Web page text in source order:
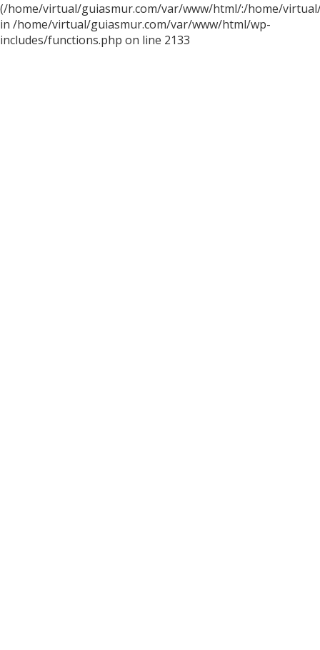
(/home/virtual/guiasmur.com/var/www/html/:/home/
in /home/virtual/guiasmur.com/var/www/html/wp-
includes/functions.php on line 2133